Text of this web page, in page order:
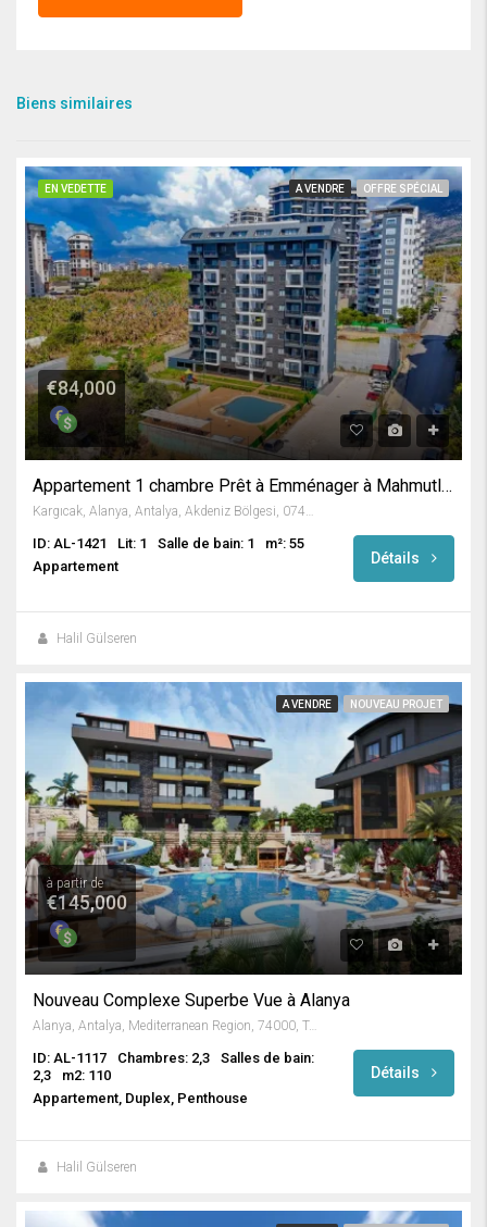
Biens similaires
EN VEDETTE A VENDRE OFFRE SPÉCIAL
€84,000
Appartement 1 chambre Prêt à Emménager à Mahmutlar
ID: AL-1421 Lit: 1 Salle de bain: 1
m²: 55
Appartement
Détails
Halil Gülseren
A VENDRE NOUVEAU PROJET
à partir de
€145,000
Nouveau Complexe Superbe Vue à Alanya
Alanya, Antalya, Mediterranean Region, 74000, Turkey
ID: AL-1117 Chambres: 2,3
Salles de bain:
2,3
m2: 110
Appartement, Duplex, Penthouse
Détails
Halil Gülseren